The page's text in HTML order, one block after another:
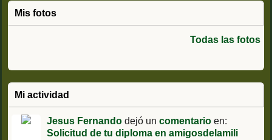
Mis fotos
Todas las fotos
Mi actividad
Jesus Fernando dejó un comentario en:
Solicitud de tu diploma en amigosdelamili